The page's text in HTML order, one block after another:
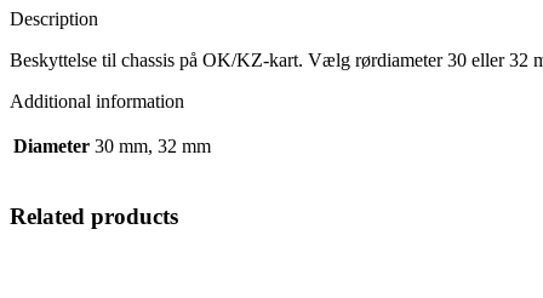
Description
Beskyttelse til chassis på OK/KZ-kart. Vælg rørdiameter 30 eller 32
Additional information
Diameter 30 mm, 32 mm
Related products